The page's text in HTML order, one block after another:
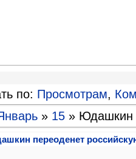
по: Просмотрам,
» 15 » Юдашкин
переоденет